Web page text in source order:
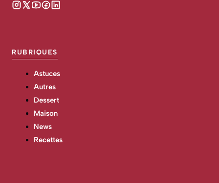
RUBRIQUES
Astuces
Autres
Dessert
Maison
News
Recettes